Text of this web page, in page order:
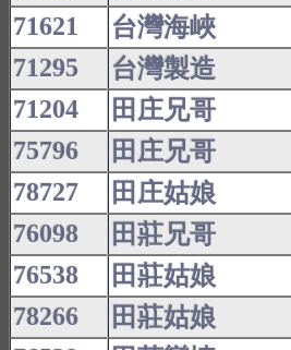
71621 台灣海峽
71295 台灣製造
71204 田庄兄哥
75796 田庄兄哥
78727 田庄姑娘
76098 田莊兄哥
76538 田莊姑娘
78266 田莊姑娘